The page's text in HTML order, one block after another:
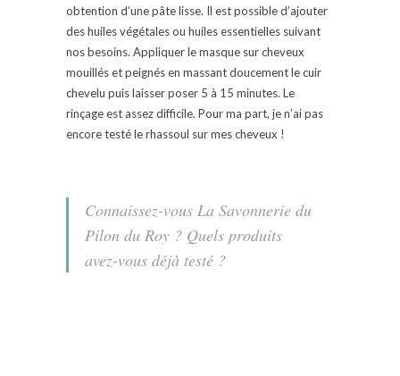
obtention d’une pâte lisse. Il est possible d’ajouter
des huiles végétales ou huiles essentielles suivant
nos besoins. Appliquer le masque sur cheveux
mouillés et peignés en massant doucement le cuir
chevelu puis laisser poser 5 à 15 minutes. Le
rinçage est assez difficile. Pour ma part, je n’ai pas
encore testé le rhassoul sur mes cheveux !
Connaissez-vous La Savonnerie du
Pilon du Roy ? Quels produits
avez-vous déjà testé ?